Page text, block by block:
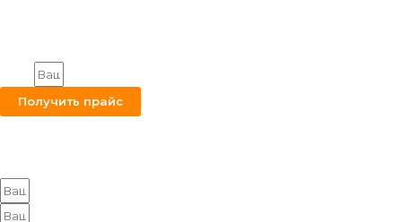
Получить прайс